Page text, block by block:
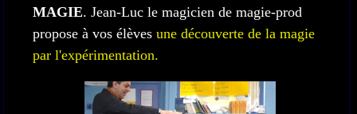
MAGIE. Jean-Luc le magicien de magie-prod
propose à vos élèvesune découverte de la magie
par l'expérimentation.